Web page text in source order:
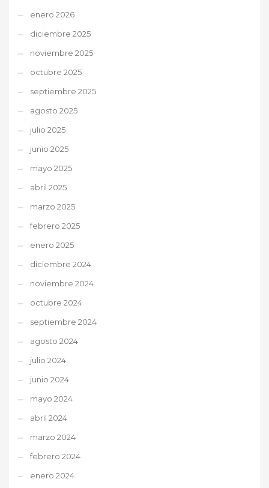
enero 2026
diciembre 2025
noviembre 2025
octubre 2025
septiembre 2025
agosto 2025
julio 2025
junio 2025
mayo 2025
abril 2025
marzo 2025
febrero 2025
enero 2025
diciembre 2024
noviembre 2024
octubre 2024
septiembre 2024
agosto 2024
julio 2024
junio 2024
mayo 2024
abril 2024
marzo 2024
febrero 2024
enero 2024